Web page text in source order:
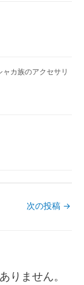
カ族のアクセサリ
次の投稿 →
りません。